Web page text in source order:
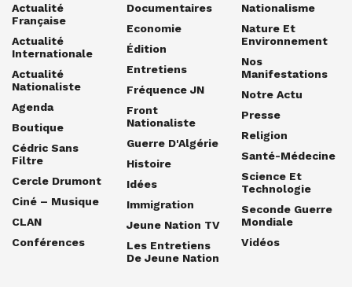
Actualité
Française
Actualité
Internationale
Actualité
Nationaliste
Agenda
Boutique
Cédric Sans
Filtre
Cercle Drumont
Ciné – Musique
CLAN
Conférences
Documentaires
Economie
Édition
Entretiens
Fréquence JN
Front
Nationaliste
Guerre D'Algérie
Histoire
Idées
Immigration
Jeune Nation TV
Les Entretiens
De Jeune Nation
Nationalisme
Nature Et
Environnement
Nos
Manifestations
Notre Actu
Presse
Religion
Santé-Médecine
Science Et
Technologie
Seconde Guerre
Mondiale
Vidéos